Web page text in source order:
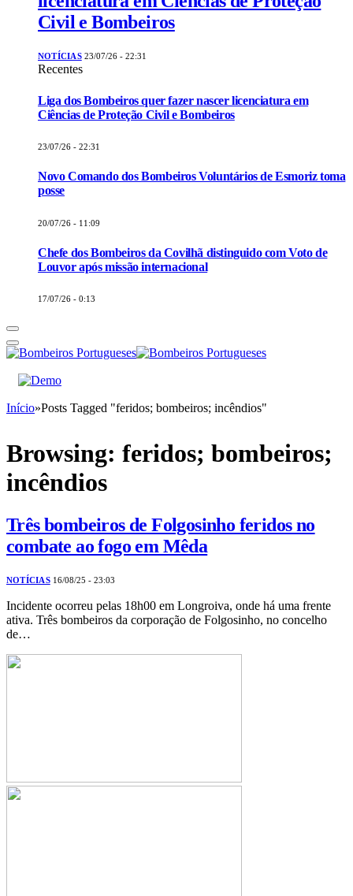
Civil e Bombeiros
NOTÍCIAS 23/07/26 - 22:31
Recentes
Liga dos Bombeiros quer fazer nascer licenciatura em
Ciências de Proteção Civil e Bombeiros
23/07/26 - 22:31
Novo Comando dos Bombeiros Voluntários de Esmoriz toma
posse
20/07/26 - 11:09
Chefe dos Bombeiros da Covilhã distinguido com Voto de
Louvor após missão internacional
17/07/26 - 0:13
Início»Posts Tagged "feridos; bombeiros; incêndios"
Browsing: feridos; bombeiros;
incêndios
Três bombeiros de Folgosinho feridos no
combate ao fogo em Mêda
NOTÍCIAS 16/08/25 - 23:03
Incidente ocorreu pelas 18h00 em Longroiva, onde há uma frente
ativa. Três bombeiros da corporação de Folgosinho, no concelho
de…